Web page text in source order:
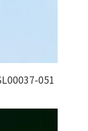
051